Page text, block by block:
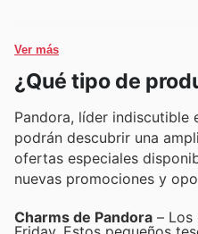
Ver más
¿Qué tipo de
Pandora, líder indiscutible
podrán descubrir una
ofertas especiales
nuevas promociones y
Charms de Pandora – Los